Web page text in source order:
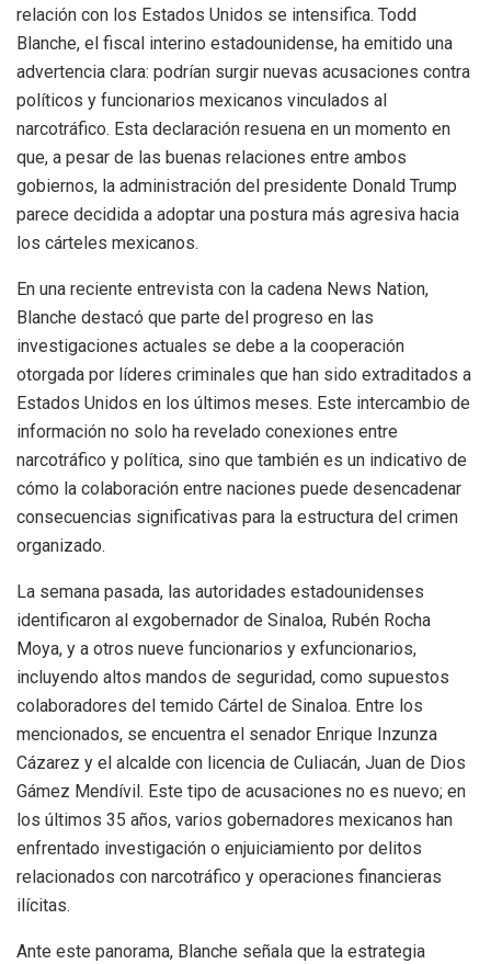
relación con los Estados Unidos se intensifica. Todd
Blanche, el fiscal interino estadounidense, ha emitido una
advertencia clara: podrían surgir nuevas acusaciones contra
políticos y funcionarios mexicanos vinculados al
narcotráfico. Esta declaración resuena en un momento en
que, a pesar de las buenas relaciones entre ambos
gobiernos, la administración del presidente Donald Trump
parece decidida a adoptar una postura más agresiva hacia
los cárteles mexicanos.
En una reciente entrevista con la cadena News Nation,
Blanche destacó que parte del progreso en las
investigaciones actuales se debe a la cooperación
otorgada por líderes criminales que han sido extraditados a
Estados Unidos en los últimos meses. Este intercambio de
información no solo ha revelado conexiones entre
narcotráfico y política, sino que también es un indicativo de
cómo la colaboración entre naciones puede desencadenar
consecuencias significativas para la estructura del crimen
organizado.
La semana pasada, las autoridades estadounidenses
identificaron al exgobernador de Sinaloa, Rubén Rocha
Moya, y a otros nueve funcionarios y exfuncionarios,
incluyendo altos mandos de seguridad, como supuestos
colaboradores del temido Cártel de Sinaloa. Entre los
mencionados, se encuentra el senador Enrique Inzunza
Cázarez y el alcalde con licencia de Culiacán, Juan de Dios
Gámez Mendívil. Este tipo de acusaciones no es nuevo; en
los últimos 35 años, varios gobernadores mexicanos han
enfrentado investigación o enjuiciamiento por delitos
relacionados con narcotráfico y operaciones financieras
ilícitas.
Ante este panorama, Blanche señala que la estrategia